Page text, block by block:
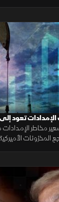
تعود
مخاطر الإمدادات
المخزونات